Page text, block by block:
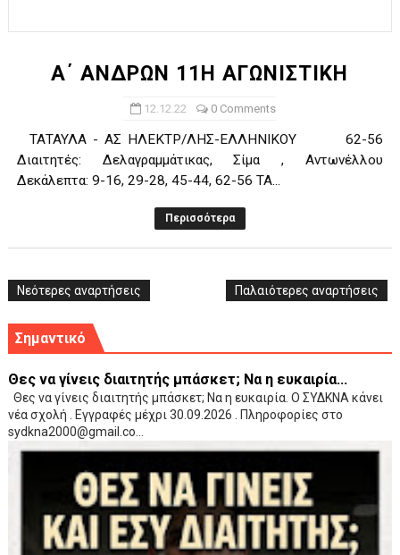
Ο δρόμος για τον 29ο τελικό κυπέλλου ανδρών ΕΣΚΑΝΑ
U21: Τεράστια πρόκριση για τον Πανελευσινιακό στον
Γ΄ανδρών play offs : "Σκληρό" καρύδι η Φιλία Περάματος
Play off B εφήβων Β φάση Στο f4 ΑΕ Ρέντη, Πέρα , Ερμής
Α΄ ΑΝΔΡΩΝ 11Η ΑΓΩΝΙΣΤΙΚΗ
12.12.22 0 Comments
ΤΑΤΑΥΛΑ - ΑΣ ΗΛΕΚΤΡ/ΛΗΣ-ΕΛΛΗΝΙΚΟΥ 62-56
Διαιτητές: Δελαγραμμάτικας, Σίμα , Αντωνέλλου
Δεκάλεπτα: 9-16, 29-28, 45-44, 62-56 ΤΑ...
Περισσότερα
Νεότερες αναρτήσεις Παλαιότερες αναρτήσεις
Σημαντικό
Θες να γίνεις διαιτητής μπάσκετ; Να η ευκαιρία...
Θες να γίνεις διαιτητής μπάσκετ; Να η ευκαιρία. Ο ΣΥΔΚΝΑ κάνει
νέα σχολή . Εγγραφές μέχρι 30.09.2026 . Πληροφορίες στο
sydkna2000@gmail.co...